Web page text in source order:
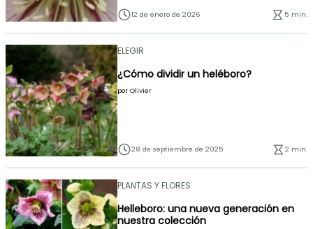
12 de enero de 2026 5 min.
ELEGIR
¿Cómo dividir un heléboro?
por Olivier
28 de septiembre de 2025 2 min.
PLANTAS Y FLORES
Helleboro: una nueva generación en
nuestra colección